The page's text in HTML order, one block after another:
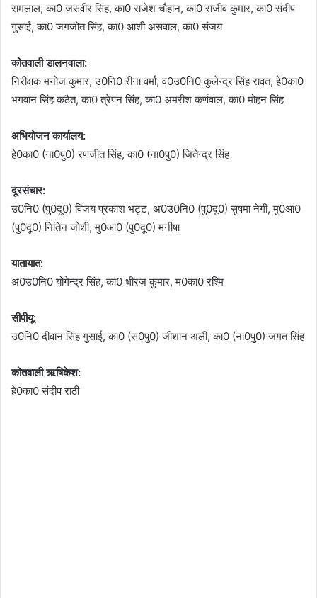
रामलाल, का0 जसवीर सिंह, का0 राजेश चौहान, का0 राजीव कुमार, का0 संदीप
गुसाई, का0 जगजोत सिंह, का0 आशी असवाल, का0 संजय
कोतवाली डालनवाला:
निरीक्षक मनोज कुमार, उ0नि0 रीना वर्मा, व0उ0नि0 कुलेन्द्र सिंह रावत, हे0का0
भगवान सिंह कठैत, का0 त्रेपन सिंह, का0 अमरीश कर्णवाल, का0 मोहन सिंह
अभियोजन कार्यालय:
हे0का0 (ना0पु0) रणजीत सिंह, का0 (ना0पु0) जितेन्द्र सिंह
दूरसंचार:
उ0नि0 (पु0दू0) विजय प्रकाश भट्ट, अ0उ0नि0 (पु0दू0) सुषमा नेगी, मु0आ0
(पु0दू0) नितिन जोशी, मु0आ0 (पु0दू0) मनीषा
यातायात:
अ0उ0नि0 योगेन्द्र सिंह, का0 धीरज कुमार, म0का0 रश्मि
सीपीयू:
उ0नि0 दीवान सिंह गुसाई, का0 (स0पु0) जीशान अली, का0 (ना0पु0) जगत सिंह
कोतवाली ऋषिकेश:
हे0का0 संदीप राठी